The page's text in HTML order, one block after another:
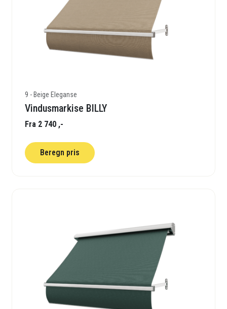
9 - Beige Eleganse
Vindusmarkise BILLY
Fra 2 740 ,-
Beregn pris